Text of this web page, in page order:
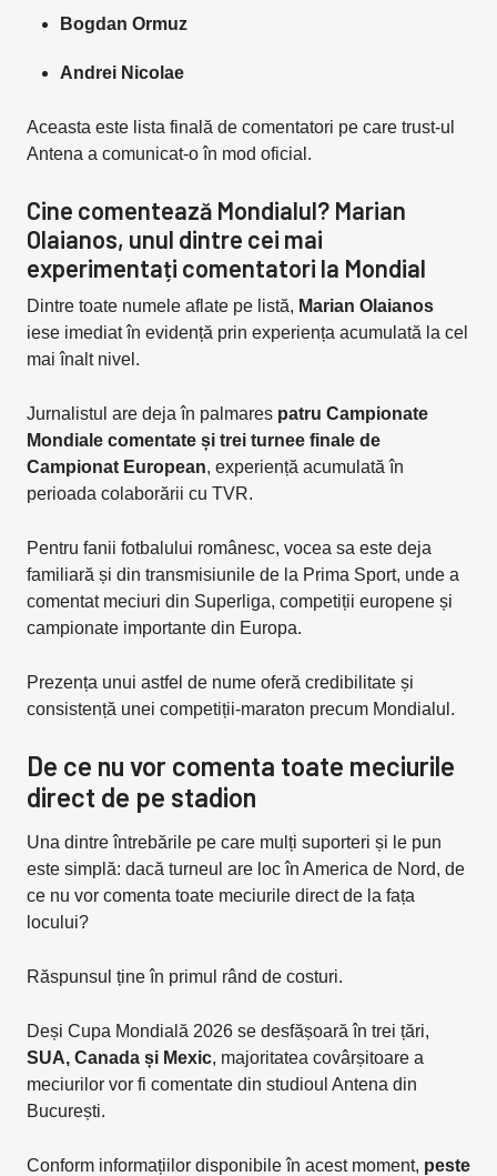
Bogdan Ormuz
Andrei Nicolae
Aceasta este lista finală de comentatori pe care trust-ul
Antena a comunicat-o în mod oficial.
Cine comentează Mondialul? Marian
Olaianos, unul dintre cei mai
experimentați comentatori la Mondial
Dintre toate numele aflate pe listă, Marian Olaianos
iese imediat în evidență prin experiența acumulată la cel
mai înalt nivel.
Jurnalistul are deja în palmares patru Campionate
Mondiale comentate și trei turnee finale de
Campionat European, experiență acumulată în
perioada colaborării cu TVR.
Pentru fanii fotbalului românesc, vocea sa este deja
familiară și din transmisiunile de la Prima Sport, unde a
comentat meciuri din Superliga, competiții europene și
campionate importante din Europa.
Prezența unui astfel de nume oferă credibilitate și
consistență unei competiții-maraton precum Mondialul.
De ce nu vor comenta toate meciurile
direct de pe stadion
Una dintre întrebările pe care mulți suporteri și le pun
este simplă: dacă turneul are loc în America de Nord, de
ce nu vor comenta toate meciurile direct de la fața
locului?
Răspunsul ține în primul rând de costuri.
Deși Cupa Mondială 2026 se desfășoară în trei țări,
SUA, Canada și Mexic, majoritatea covârșitoare a
meciurilor vor fi comentate din studioul Antena din
București.
Conform informațiilor disponibile în acest moment, peste